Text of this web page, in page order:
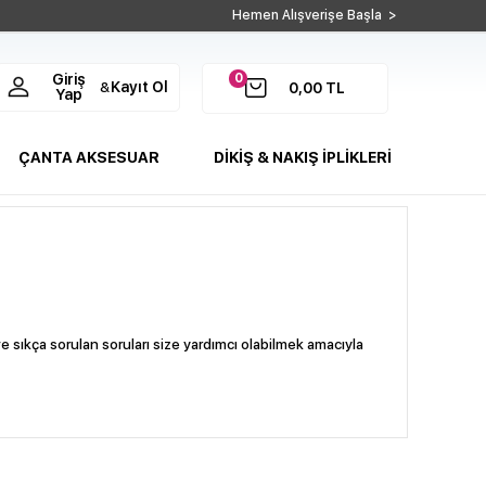
Hemen Alışverişe Başla >
0
0,00 TL
Giriş
Yap
& Kayıt Ol
ÇANTA AKSESUAR DİKİŞ & NAKIŞ İPLİKLERİ
sorulan soruları size yardımcı olabilmek amacıyla